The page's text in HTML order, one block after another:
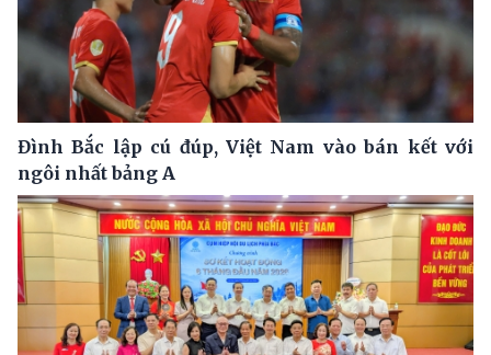
Đình Bắc lập cú đúp, Việt Nam vào bán kết với
ngôi nhất bảng A